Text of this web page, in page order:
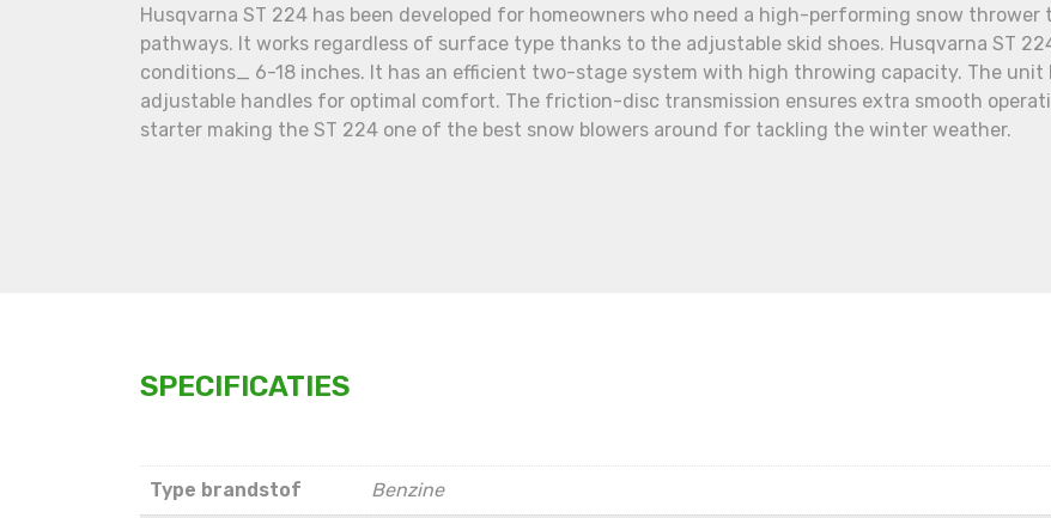
Husqvarna ST 224 has been developed for homeowners who need a high-performing snow
pathways. It works regardless of surface type thanks to the adjustable skid shoes. Husqvarna ST
conditions_ 6-18 inches. It has an efficient two-stage system with high throwing capacity. The
adjustable handles for optimal comfort. The friction-disc transmission ensures extra smooth
starter making the ST 224 one of the best snow blowers around for tackling the winter weather.
SPECIFICATIES
Type brandstof Benzine